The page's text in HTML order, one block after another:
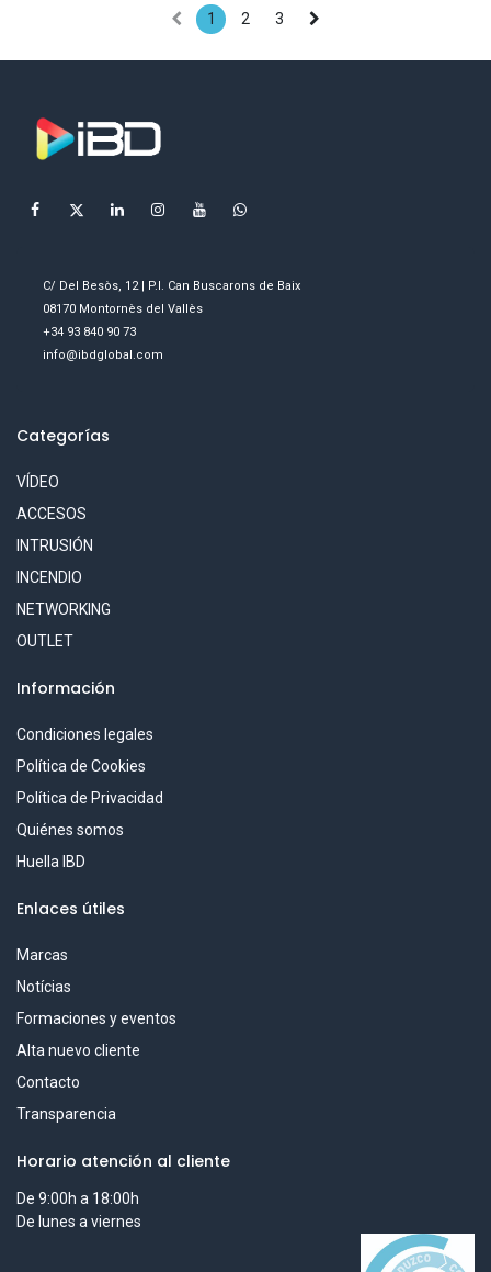
1 2 3
C/ Del Besòs, 12 | P.I. Can Buscarons de Baix
08170 Montornès del Vallès
+34 93 840 90 73
info@ibdglobal.com
Categorías
VÍDEO
ACCESOS
INTRUSIÓN
INCENDIO
NETWORKING
OUTLET
Información
Condiciones legales
Política de Cookies
Política de Privacidad
Quiénes somos
Huella IBD
Enlaces útiles
Marcas
Notícias
Formaciones y eventos
Alta nuevo cliente
Contacto
Transparencia
Horario atención al cliente
De 9:00h a 18:00h
De lunes a viernes